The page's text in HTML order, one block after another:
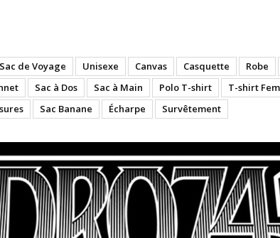
Sac de Voyage Unisexe Canvas Casquette Robe
Sac à Dos Sac à Main Polo T-shirt T-shirt
Sac Banane Écharpe Survêtement